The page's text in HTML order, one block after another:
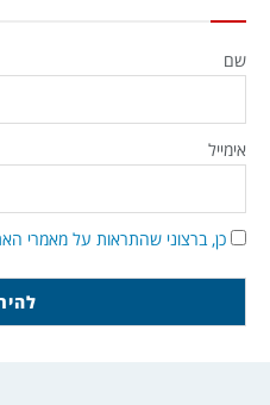
שם
אימייל
כן, ברצוני שהתראות על מאמרי